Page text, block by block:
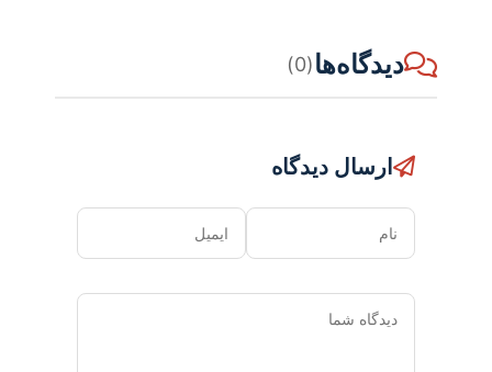
دیدگاه‌ها(0)
ارسال دیدگاه
نام ایمیل
دیدگاه